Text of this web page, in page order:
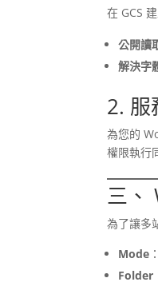
在 GCS
公開讀
解決字
2. 服
為您的
權限執行
三、
為了讓多
Mode
Folder